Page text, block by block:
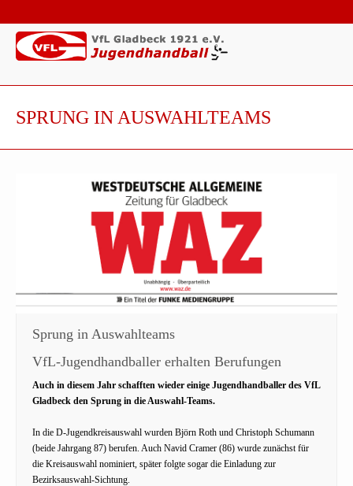
SPRUNG IN AUSWAHLTEAMS
Sprung in Auswahlteams
VfL-Jugendhandballer erhalten Berufungen
Auch in diesem Jahr schafften wieder einige Jugendhandballer des VfL
Gladbeck den Sprung in die Auswahl-Teams.
In die D-Jugendkreisauswahl wurden Björn Roth und Christoph Schumann
(beide Jahrgang 87) berufen. Auch Navid Cramer (86) wurde zunächst für
die Kreisauswahl nominiert, später folgte sogar die Einladung zur
Bezirksauswahl-Sichtung.